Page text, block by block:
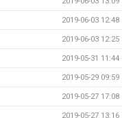
2019-06-03 12:48
2019-06-03 12:25
2019-05-31 11:44
2019-05-29 09:59
2019-05-27 17:08
2019-05-27 13:16